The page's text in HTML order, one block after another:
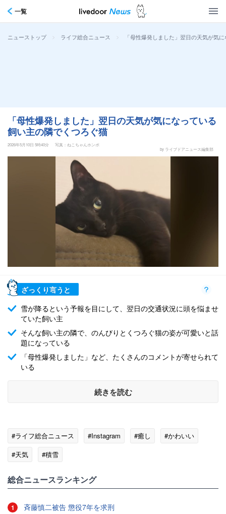
一覧
ニューストップ > ライフ総合ニュース > 「母性爆発しました」翌日の天気が気
「母性爆発しました」翌日の天気が気になっている
飼い主の隣でくつろぐ猫
2026年5月10日 5時40分
写真：ねこちゃんホンポ
by ライブドアニュース編集部
ざっくり言うと
雪が降るという予報を目にして、翌日の交通状況に頭を悩ませ
ていた飼い主
そんな飼い主の隣で、のんびりとくつろぐ猫の姿が可愛いと話
題になっている
「母性爆発しました」など、たくさんのコメントが寄せられて
いる
続きを読む
#ライフ総合ニュース #Instagram #癒し
#かわいい
#天気
#積雪
総合ニュースランキング
1 斉藤慎二被告 懲役7年を求刑